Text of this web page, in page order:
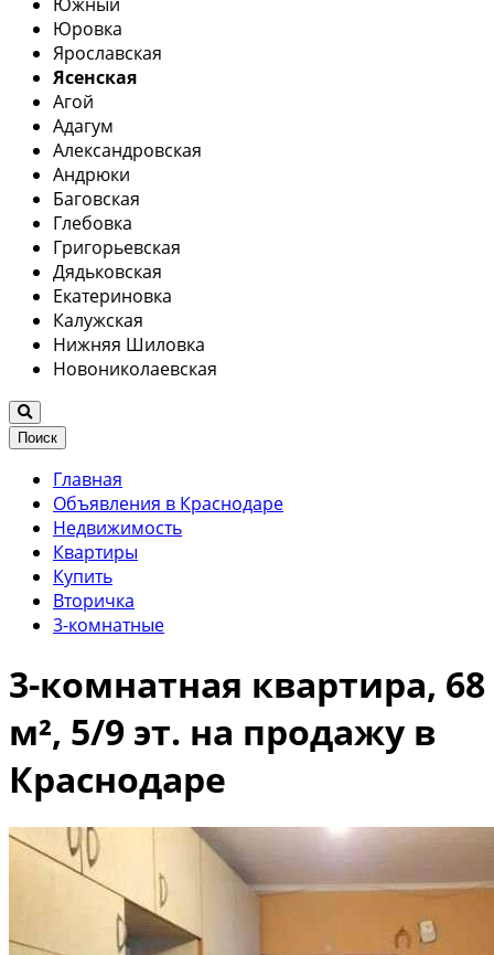
Юровка
Ярославская
Ясенская
Агой
Адагум
Александровская
Андрюки
Баговская
Глебовка
Григорьевская
Дядьковская
Екатериновка
Калужская
Нижняя Шиловка
Новониколаевская
Поиск
Главная
Объявления в Краснодаре
Недвижимость
Квартиры
Купить
Вторичка
3-комнатные
3-комнатная квартира, 68
м², 5/9 эт. на продажу в
Краснодаре